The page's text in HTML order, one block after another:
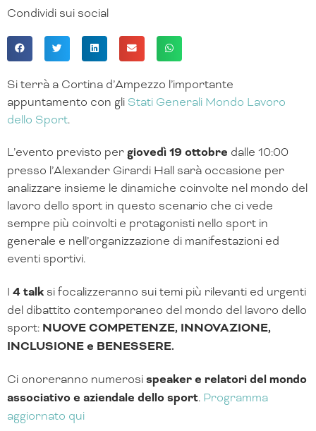
Condividi sui social
Si terrà a Cortina d’Ampezzo l’importante
appuntamento con gli Stati Generali Mondo Lavoro
dello Sport.
L’evento previsto pergiovedì 19 ottobre dalle 10:00
presso l’Alexander Girardi Hall sarà occasione per
analizzare insieme le dinamiche coinvolte nel mondo del
lavoro dello sport in questo scenario che ci vede
sempre più coinvolti e protagonisti nello sport in
generale e nell’organizzazione di manifestazioni ed
eventi sportivi.
I 4 talk si focalizzeranno sui temi più rilevanti ed urgenti
del dibattito contemporaneo del mondo del lavoro dello
sport: NUOVE COMPETENZE, INNOVAZIONE,
INCLUSIONE e BENESSERE.
Ci onoreranno numerosispeaker e relatori del mondo
associativo e aziendale dello sport. Programma
aggiornato qui